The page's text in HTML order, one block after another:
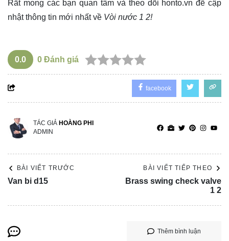
Rất mong các bạn quan tâm và theo dõi honto.vn để cập
nhật thông tin mới nhất về Vòi nước 1 2!
0.0 0 Đánh giá
facebook
TÁC GIẢ HOÀNG PHI
ADMIN
BÀI VIẾT TRƯỚC
Van bi d15
BÀI VIẾT TIẾP THEO
Brass swing check valve
1 2
Thêm bình luận